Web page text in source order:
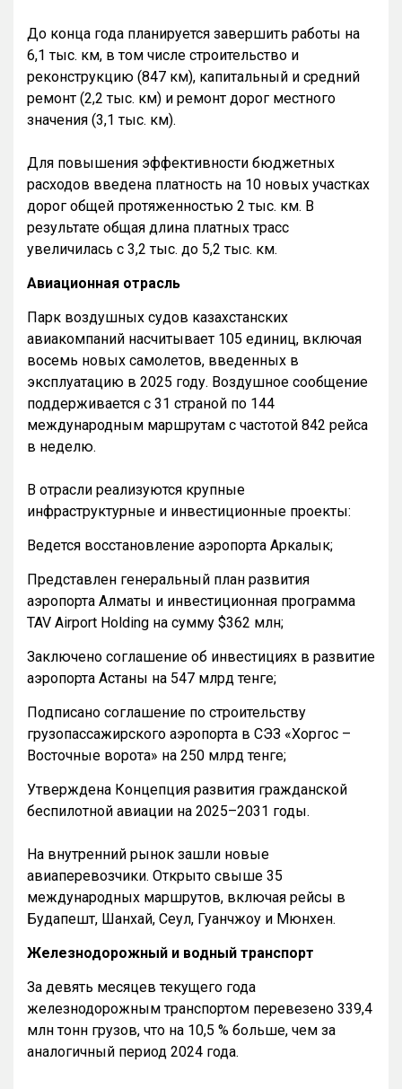
До конца года планируется завершить работы на
6,1 тыс. км, в том числе строительство и
реконструкцию (847 км), капитальный и средний
ремонт (2,2 тыс. км) и ремонт дорог местного
значения (3,1 тыс. км).
Для повышения эффективности бюджетных
расходов введена платность на 10 новых участках
дорог общей протяженностью 2 тыс. км. В
результате общая длина платных трасс
увеличилась с 3,2 тыс. до 5,2 тыс. км.
Авиационная отрасль
Парк воздушных судов казахстанских
авиакомпаний насчитывает 105 единиц, включая
восемь новых самолетов, введенных в
эксплуатацию в 2025 году. Воздушное сообщение
поддерживается с 31 страной по 144
международным маршрутам с частотой 842 рейса
в неделю.
В отрасли реализуются крупные
инфраструктурные и инвестиционные проекты:
Ведется восстановление аэропорта Аркалык;
Представлен генеральный план развития
аэропорта Алматы и инвестиционная программа
TAV Airport Holding на сумму $362 млн;
Заключено соглашение об инвестициях в развитие
аэропорта Астаны на 547 млрд тенге;
Подписано соглашение по строительству
грузопассажирского аэропорта в СЭЗ «Хоргос –
Восточные ворота» на 250 млрд тенге;
Утверждена Концепция развития гражданской
беспилотной авиации на 2025–2031 годы.
На внутренний рынок зашли новые
авиаперевозчики. Открыто свыше 35
международных маршрутов, включая рейсы в
Будапешт, Шанхай, Сеул, Гуанчжоу и Мюнхен.
Железнодорожный и водный транспорт
За девять месяцев текущего года
железнодорожным транспортом перевезено 339,4
млн тонн грузов, что на 10,5 % больше, чем за
аналогичный период 2024 года.